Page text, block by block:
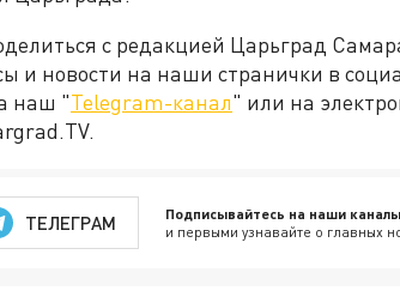
с редакцией Царьград
и новости на наши странички в
наш "Telegram-канал" или на
ТЕЛЕГРАМ Подписывайтесь на наши каналы
и первыми узнавайте о главных